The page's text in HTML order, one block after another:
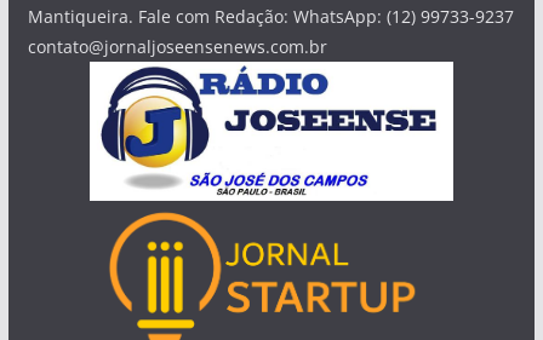
Mantiqueira. Fale com Redação: WhatsApp: (12) 99733-9237
contato@jornaljoseensenews.com.br